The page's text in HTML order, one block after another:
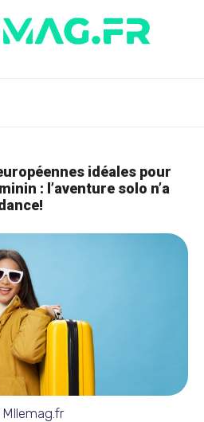
idéales pour
: l’aventure solo n’a